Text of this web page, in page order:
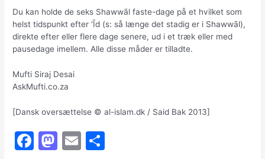
Du kan holde de seks Shawwāl faste-dage på et hvilket som
helst tidspunkt efter ‘Īd (s: så længe det stadig er i Shawwāl),
direkte efter eller flere dage senere, ud i et træk eller med
pausedage imellem. Alle disse måder er tilladte.
Mufti Siraj Desai
AskMufti.co.za
[Dansk oversættelse © al-islam.dk / Said Bak 2013]
F
M E